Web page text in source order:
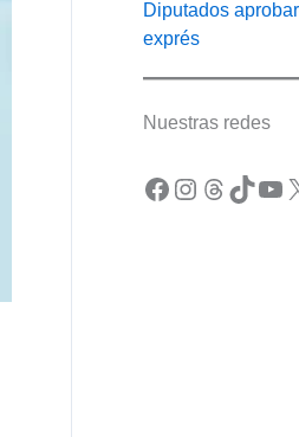
Diputados
exprés
Nuestras redes
Facebook Instagram Threads TikTok YouTube